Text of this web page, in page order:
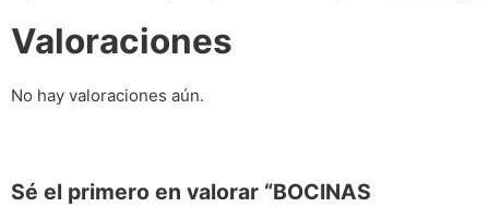
Valoraciones
No hay valoraciones aún.
Sé el primero en valorar “BOCINAS